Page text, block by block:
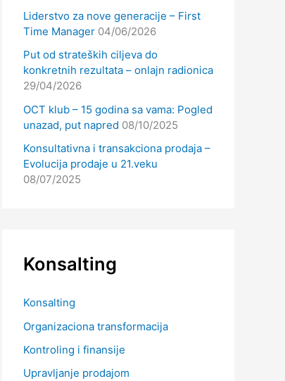
Liderstvo za nove generacije – First
Time Manager 04/06/2026
Put od strateških ciljeva do
konkretnih rezultata – onlajn radionica
29/04/2026
OCT klub – 15 godina sa vama: Pogled
unazad, put napred 08/10/2025
Konsultativna i transakciona prodaja –
Evolucija prodaje u 21.veku
08/07/2025
Konsalting
Konsalting
Organizaciona transformacija
Kontroling i finansije
Upravljanje prodajom